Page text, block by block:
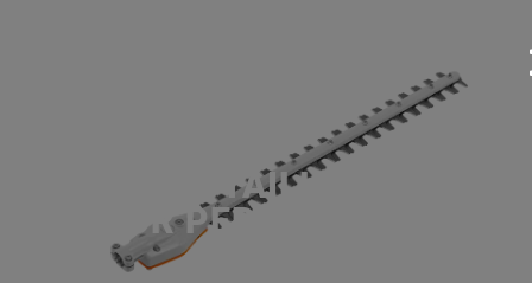
TÊTE DE TAILLE-HAIES
SUR PERCHE HL 0°